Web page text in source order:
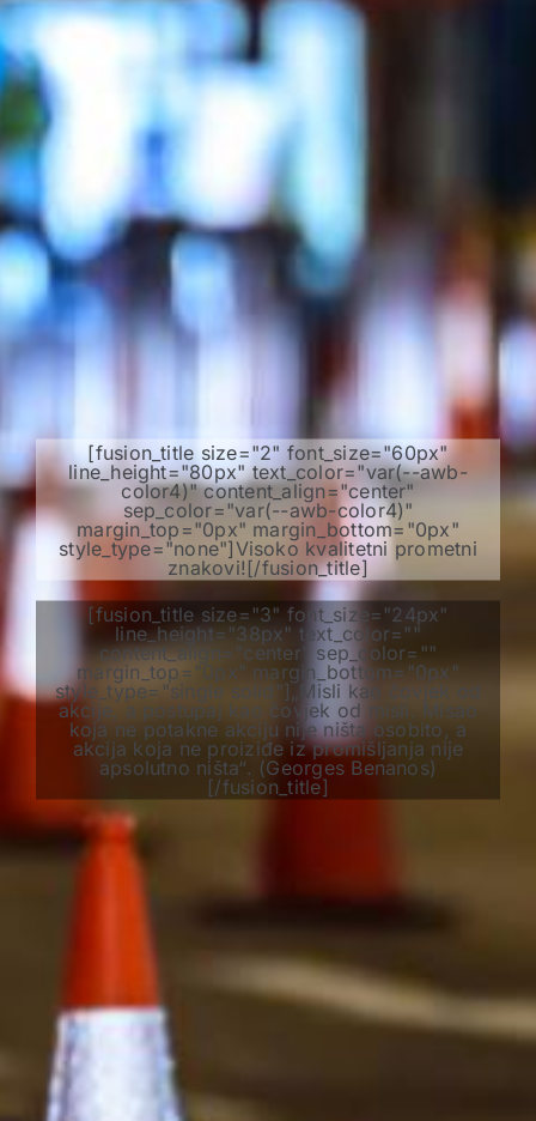
[fusion_title size="2" font_size="60px"
line_height="80px" text_color="var(--awb-
color4)" content_align="center"
sep_color="var(--awb-color4)"
margin_top="0px" margin_bottom="0px"
style_type="none"]Visoko kvalitetni prometni
znakovi![/fusion_title]
[fusion_title size="3" font_size="24px"
line_height="38px" text_color=""
content_align="center" sep_color=""
margin_top="0px" margin_bottom="0px"
style_type="single solid"]„Misli kao čovjek od
akcije, a postupaj kao čovjek od misli. Misao
koja ne potakne akciju nije ništa osobito, a
akcija koja ne proiziđe iz promišljanja nije
apsolutno ništa“. (Georges Benanos)
[/fusion_title]